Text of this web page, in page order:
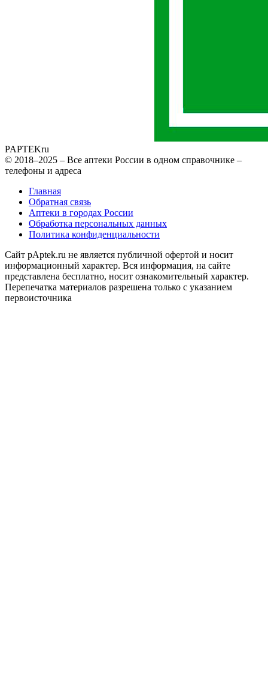
PAPTEKru
© 2018–2025 – Все аптеки России в одном справочнике –
телефоны и адреса
Главная
Обратная связь
Аптеки в городах России
Обработка персональных данных
Политика конфиденциальности
Сайт pAptek.ru не является публичной офертой и носит
информационный характер. Вся информация, на сайте
представлена бесплатно, носит ознакомительный характер.
Перепечатка материалов разрешена только с указанием
первоисточника